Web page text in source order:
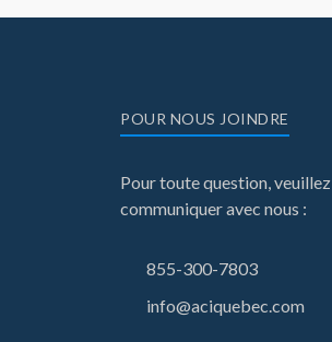
POUR NOUS JOINDRE
Pour toute question, veuillez
communiquer avec nous :
855-300-7803
info@aciquebec.com